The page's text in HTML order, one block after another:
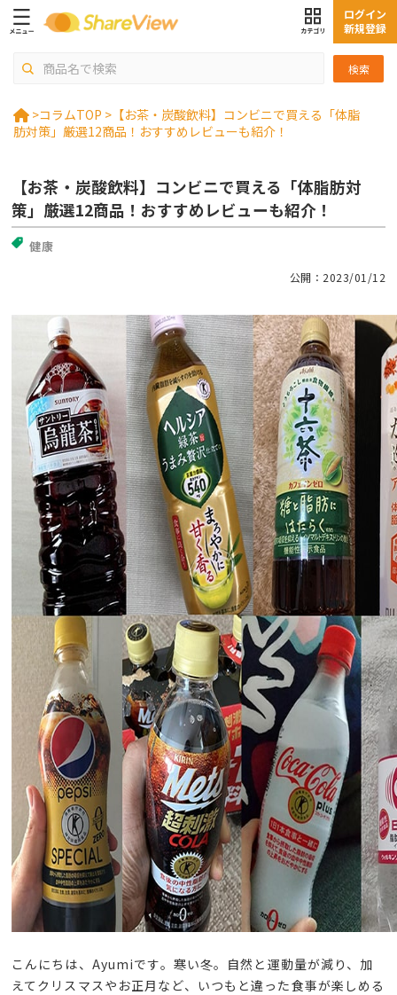
検索
ログイン
新規登録
>コラムTOP > 【お茶・炭酸飲料】コンビニで買える「体脂
肪対策」厳選12商品！おすすめレビューも紹介！
【お茶・炭酸飲料】コンビニで買える「体脂肪対
策」厳選12商品！おすすめレビューも紹介！
健康
公開：2023/01/12
こんにちは、Ayumiです。寒い冬。自然と運動量が減り、加
えてクリスマスやお正月など、いつもと違った食事が楽しめる